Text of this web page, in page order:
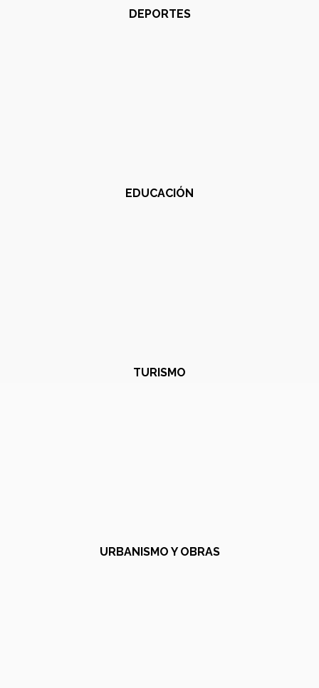
DEPORTES
EDUCACIÓN
TURISMO
URBANISMO Y OBRAS